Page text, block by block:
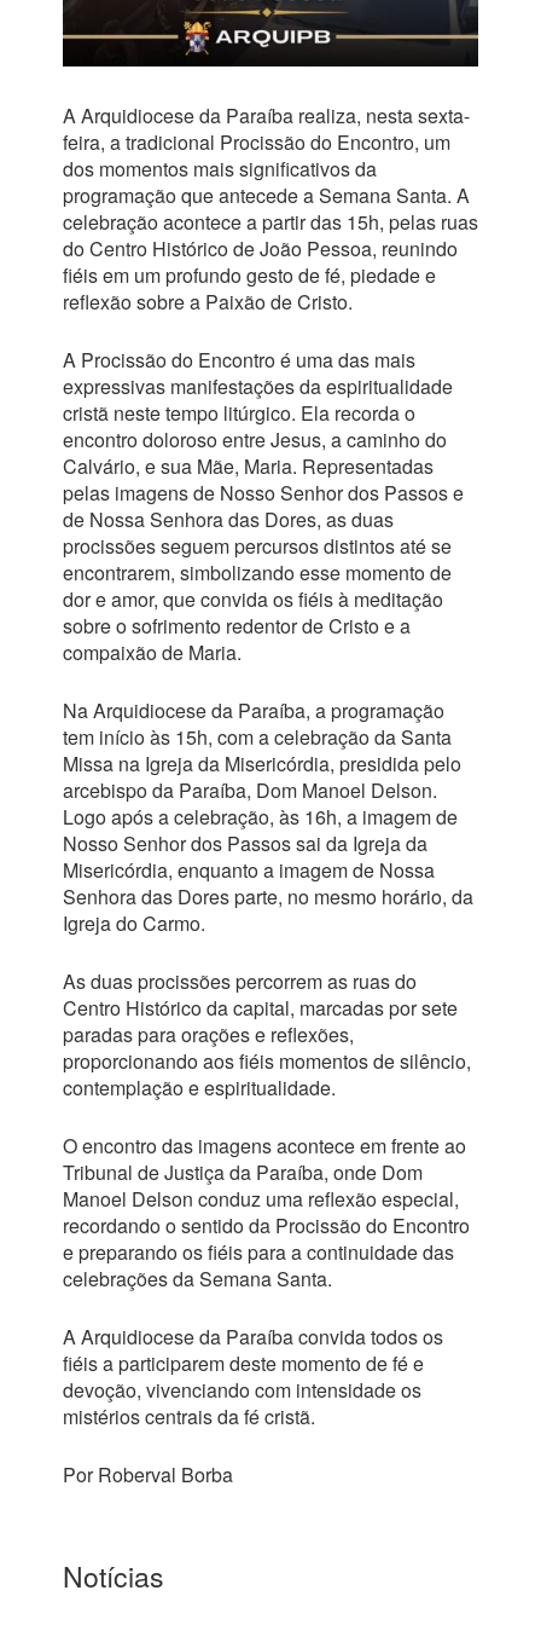
A Arquidiocese da Paraíba realiza, nesta sexta-
feira, a tradicional Procissão do Encontro, um
dos momentos mais significativos da
programação que antecede a Semana Santa. A
celebração acontece a partir das 15h, pelas ruas
do Centro Histórico de João Pessoa, reunindo
fiéis em um profundo gesto de fé, piedade e
reflexão sobre a Paixão de Cristo.
A Procissão do Encontro é uma das mais
expressivas manifestações da espiritualidade
cristã neste tempo litúrgico. Ela recorda o
encontro doloroso entre Jesus, a caminho do
Calvário, e sua Mãe, Maria. Representadas
pelas imagens de Nosso Senhor dos Passos e
de Nossa Senhora das Dores, as duas
procissões seguem percursos distintos até se
encontrarem, simbolizando esse momento de
dor e amor, que convida os fiéis à meditação
sobre o sofrimento redentor de Cristo e a
compaixão de Maria.
Na Arquidiocese da Paraíba, a programação
tem início às 15h, com a celebração da Santa
Missa na Igreja da Misericórdia, presidida pelo
arcebispo da Paraíba, Dom Manoel Delson.
Logo após a celebração, às 16h, a imagem de
Nosso Senhor dos Passos sai da Igreja da
Misericórdia, enquanto a imagem de Nossa
Senhora das Dores parte, no mesmo horário, da
Igreja do Carmo.
As duas procissões percorrem as ruas do
Centro Histórico da capital, marcadas por sete
paradas para orações e reflexões,
proporcionando aos fiéis momentos de silêncio,
contemplação e espiritualidade.
O encontro das imagens acontece em frente ao
Tribunal de Justiça da Paraíba, onde Dom
Manoel Delson conduz uma reflexão especial,
recordando o sentido da Procissão do Encontro
e preparando os fiéis para a continuidade das
celebrações da Semana Santa.
A Arquidiocese da Paraíba convida todos os
fiéis a participarem deste momento de fé e
devoção, vivenciando com intensidade os
mistérios centrais da fé cristã.
Por Roberval Borba
Notícias